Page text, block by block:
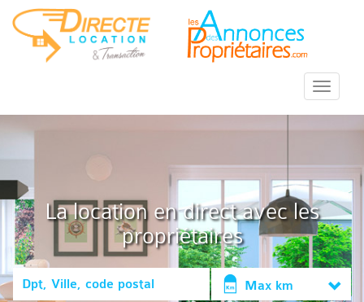
::Menu::
La location en direct avec les
propriétaires
Max km